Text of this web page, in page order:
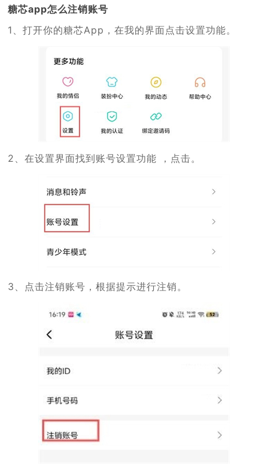
糖芯app怎么注销账号
1、打开你的糖芯App，在我的界面点击设置功能。
2、在设置界面找到账号设置功能 ，点击。
3、点击注销账号，根据提示进行注销。